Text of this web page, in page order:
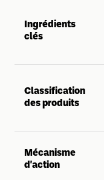
Ingrédients
clés
Classification
des produits
Mécanisme
d'action